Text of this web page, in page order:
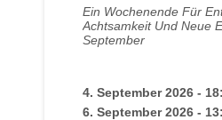
Meditation im
September
Ein Wochenende Für
Achtsamkeit Und Neue
September
4. September 2026 -
6. September 2026 -